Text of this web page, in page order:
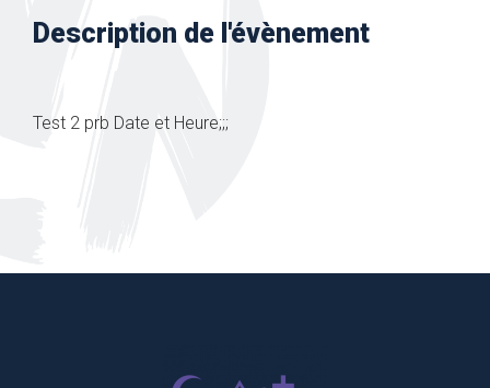
Description de l'évènement
Test 2 prb Date et Heure;;;